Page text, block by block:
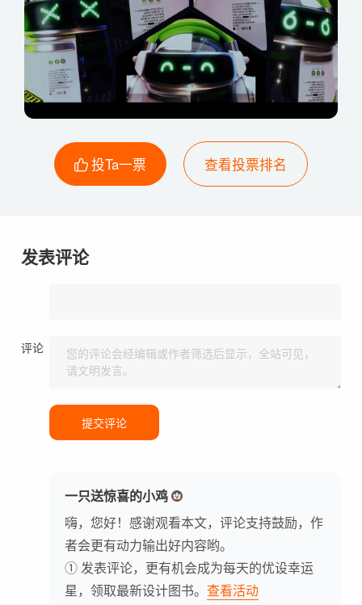
投Ta一票 查看投票排名
发表评论
评论
提交评论
一只送惊喜的小鸡
嗨，您好！感谢观看本文，评论支持鼓励，作
者会更有动力输出好内容哟。
① 发表评论，更有机会成为每天的优设幸运
星，领取最新设计图书。 查看活动